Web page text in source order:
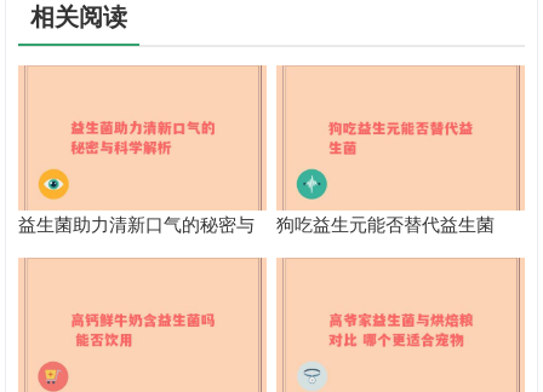
相关阅读
益生菌助力清新口气的秘密与
科学解析
狗吃益生元能否替代益生菌